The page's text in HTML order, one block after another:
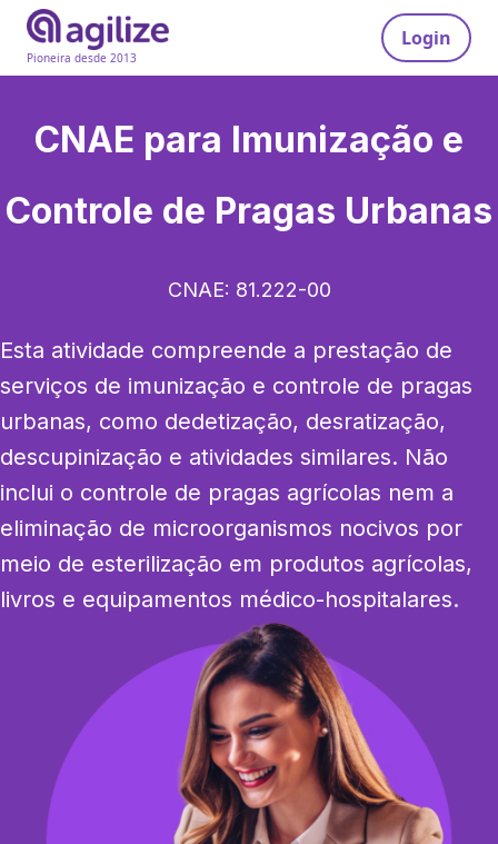
Pioneira desde 2013
Login
CNAE para Imunização e
Controle de Pragas Urbanas
CNAE: 81.222-00
Esta atividade compreende a prestação de
serviços de imunização e controle de pragas
urbanas, como dedetização, desratização,
descupinização e atividades similares. Não
inclui o controle de pragas agrícolas nem a
eliminação de microorganismos nocivos por
meio de esterilização em produtos agrícolas,
livros e equipamentos médico-hospitalares.